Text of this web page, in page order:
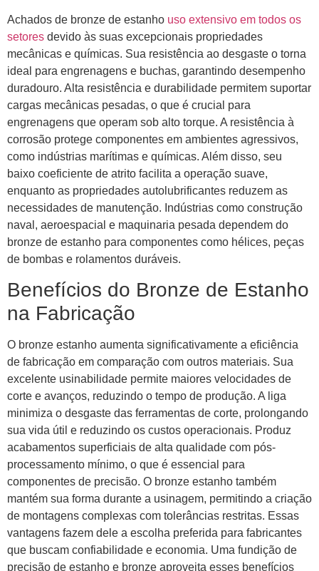
Achados de bronze de estanho uso extensivo em todos os
setores devido às suas excepcionais propriedades
mecânicas e químicas. Sua resistência ao desgaste o torna
ideal para engrenagens e buchas, garantindo desempenho
duradouro. Alta resistência e durabilidade permitem suportar
cargas mecânicas pesadas, o que é crucial para
engrenagens que operam sob alto torque. A resistência à
corrosão protege componentes em ambientes agressivos,
como indústrias marítimas e químicas. Além disso, seu
baixo coeficiente de atrito facilita a operação suave,
enquanto as propriedades autolubrificantes reduzem as
necessidades de manutenção. Indústrias como construção
naval, aeroespacial e maquinaria pesada dependem do
bronze de estanho para componentes como hélices, peças
de bombas e rolamentos duráveis.
Benefícios do Bronze de Estanho
na Fabricação
O bronze estanho aumenta significativamente a eficiência
de fabricação em comparação com outros materiais. Sua
excelente usinabilidade permite maiores velocidades de
corte e avanços, reduzindo o tempo de produção. A liga
minimiza o desgaste das ferramentas de corte, prolongando
sua vida útil e reduzindo os custos operacionais. Produz
acabamentos superficiais de alta qualidade com pós-
processamento mínimo, o que é essencial para
componentes de precisão. O bronze estanho também
mantém sua forma durante a usinagem, permitindo a criação
de montagens complexas com tolerâncias restritas. Essas
vantagens fazem dele a escolha preferida para fabricantes
que buscam confiabilidade e economia. Uma fundição de
precisão de estanho e bronze aproveita esses benefícios